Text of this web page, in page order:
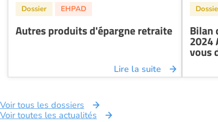
Autres produits d'épargne retraite
Lire la suite
Bilan
2024
vous
Voir tous les dossiers
Voir toutes les actualités